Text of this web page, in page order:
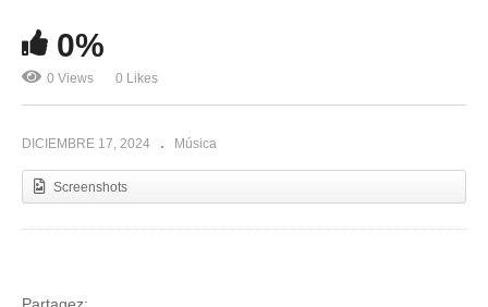
0%
0 Views 0 Likes
DICIEMBRE 17, 2024 Música
Screenshots
Partagez: